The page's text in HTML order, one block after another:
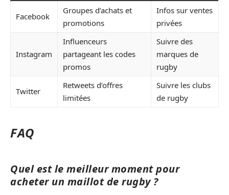
Facebook
Groupes d’achats et
promotions
Infos sur ventes
privées
Instagram
Influenceurs
partageant les codes
promos
Suivre des
marques de
rugby
Twitter
Retweets d’offres
limitées
Suivre les clubs
de rugby
FAQ
Quel est le meilleur moment pour
acheter un maillot de rugby ?